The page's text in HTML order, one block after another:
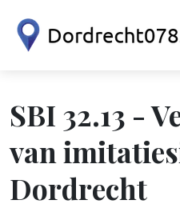
SBI 32.13 -
van
Dordrecht